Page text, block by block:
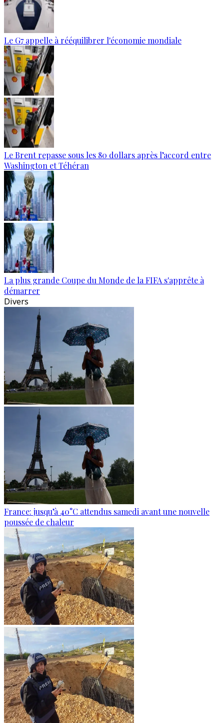
Le G7 appelle à rééquilibrer l'économie mondiale
Le Brent repasse sous les 80 dollars après l’accord entre
Washington et Téhéran
La plus grande Coupe du Monde de la FIFA s'apprête à
démarrer
Divers
France: jusqu’à 40°C attendus samedi avant une nouvelle
poussée de chaleur